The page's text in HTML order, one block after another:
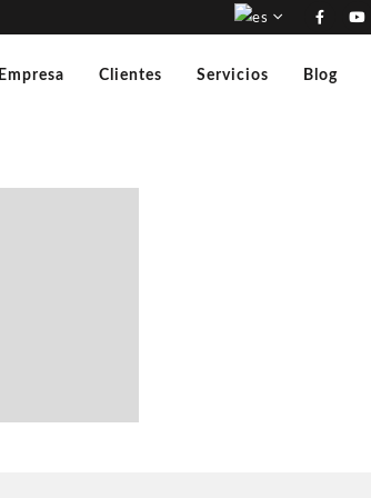
Empresa Clientes Servicios Blog